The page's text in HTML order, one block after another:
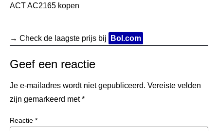
ACT AC2165 kopen
→ Check de laagste prijs bij Bol.com
Geef een reactie
Je e-mailadres wordt niet gepubliceerd. Vereiste velden
zijn gemarkeerd met*
Reactie *